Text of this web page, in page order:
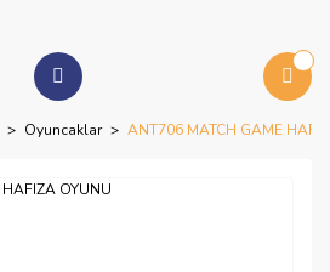
Oyuncaklar ANT706 MATCH GAME